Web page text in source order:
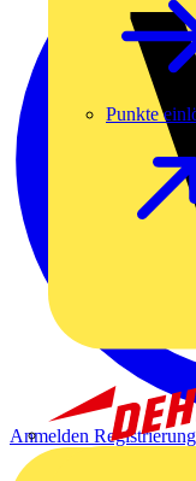
Punkte
Anmelden Registrierung